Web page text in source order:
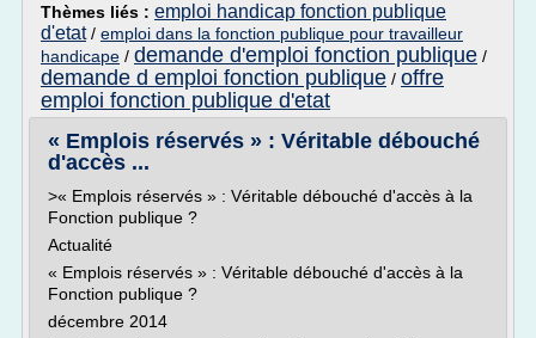
Thèmes liés : emploi handicap fonction publique
d'etat/ emploi dans la fonction publique pour travailleur
handicape / demande d'emploi fonction publique /
demande d emploi fonction publique / offre
emploi fonction publique d'etat
« Emplois réservés » : Véritable débouché
d'accès ...
>« Emplois réservés » : Véritable débouché d'accès à la
Fonction publique ?
Actualité
« Emplois réservés » : Véritable débouché d'accès à la
Fonction publique ?
décembre 2014